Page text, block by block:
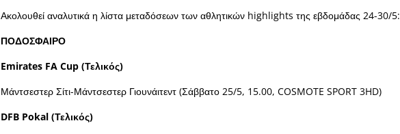
Ακολουθεί αναλυτικά η λίστα μεταδόσεων των αθλητικών highlights της εβδομάδας 24-30/5:
ΠΟΔΟΣΦΑΙΡΟ
Emirates FA Cup (Τελικός)
Μάντσεστερ Σίτι-Μάντσεστερ Γιουνάιτεντ (Σάββατο 25/5, 15.00, COSMOTE SPORT 3HD)
DFB Pokal(Τελικός)